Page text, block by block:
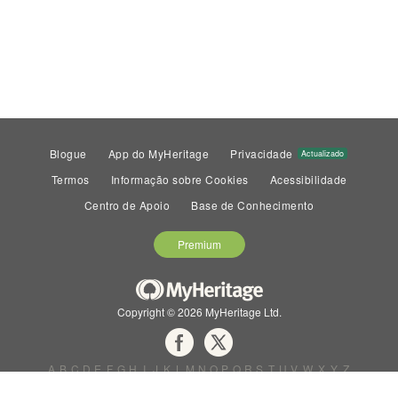
Blogue App do MyHeritage Privacidade Actualizado
Termos Informação sobre Cookies
Acessibilidade
Centro de Apoio
Base de Conhecimento
Premium
Copyright © 2026 MyHeritage Ltd.
A B C D E F G H I J K L M N O P Q R S T U V W X Y Z